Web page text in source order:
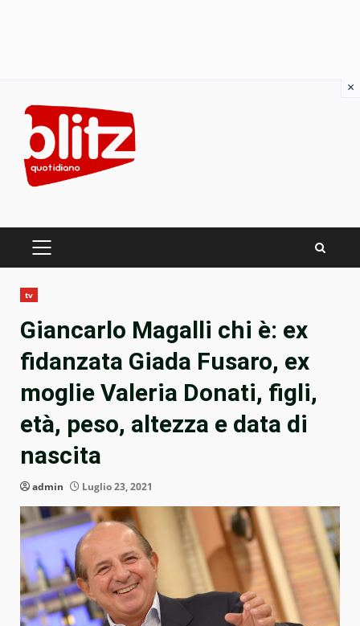
content
PRIMARY
tv
Giancarlo Magalli chi è: ex
fidanzata Giada Fusaro, ex
moglie Valeria Donati, figli,
età, peso, altezza e data di
nascita
admin Luglio 23, 2021
×